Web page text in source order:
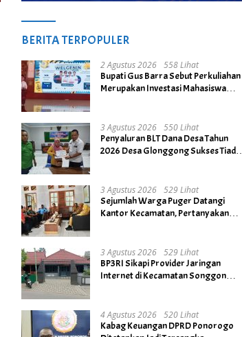
BERITA TERPOPULER
2 Agustus 2026
558 Lihat
Bupati Gus Barra Sebut Perkuliahan
Merupakan Investasi Mahasiswa
3 Agustus 2026
550 Lihat
Penyaluran BLT Dana Desa Tahun
2026 Desa Glonggong Sukses Tiada
3 Agustus 2026
529 Lihat
Sejumlah Warga Puger Datangi
Kantor Kecamatan, Pertanyakan
3 Agustus 2026
529 Lihat
BP3RI Sikapi Provider Jaringan
Internet di Kecamatan Songgon
4 Agustus 2026
520 Lihat
Kabag Keuangan DPRD Ponorogo